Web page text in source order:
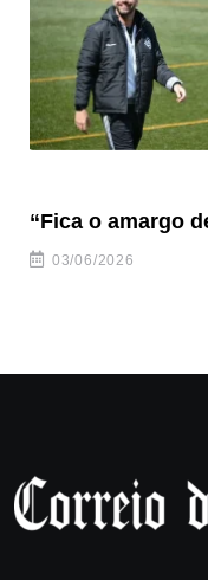
“Fica o amargo
03/06/2026